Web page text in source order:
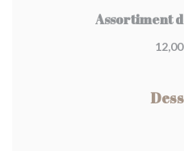
Assortiment